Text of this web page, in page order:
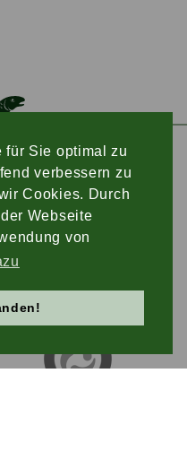
für Sie optimal zu
verbessern zu
Cookies. Durch
Webseite
von